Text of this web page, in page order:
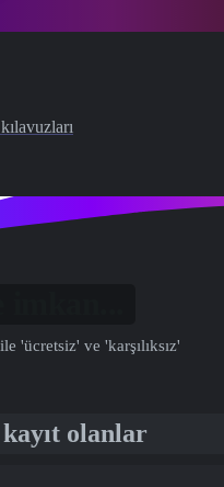
'ücretsiz' ve 'karşılıksız'
kayıt olanlar